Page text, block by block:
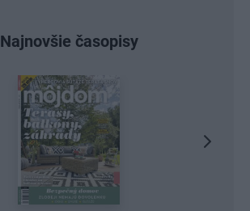
Najnovšie časopisy